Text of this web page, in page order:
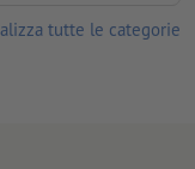
tutte le categorie